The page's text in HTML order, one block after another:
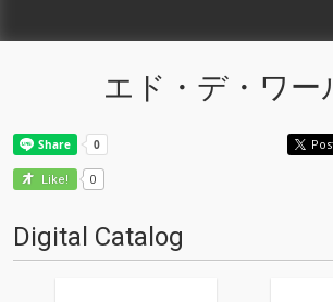
エド・デ・ワー
Like! 0
Digital Catalog